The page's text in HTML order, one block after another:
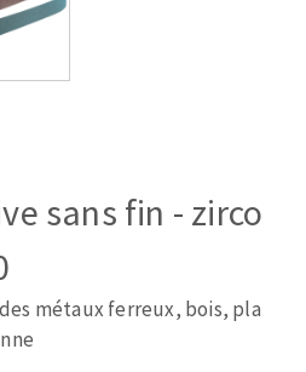
APPLIQUÉS
sans fin - zirco
métaux ferreux, bois, pla